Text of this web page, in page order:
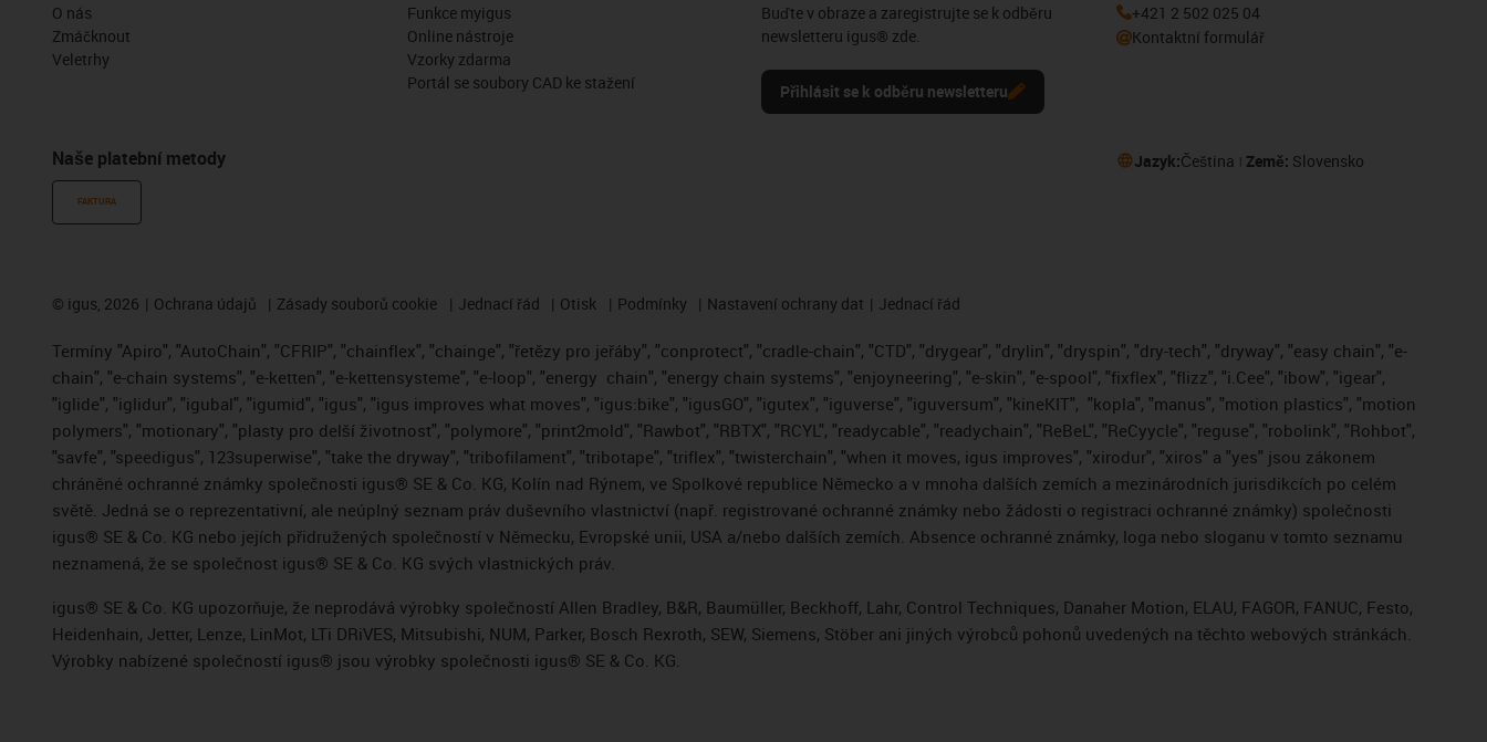
O nás
Zmáčknout
Veletrhy
Naše platební metody
FAKTURA
Funkce myigus
Online nástroje
Vzorky zdarma
Portál se soubory CAD ke stažení
Buďte v obraze a zaregistrujte se k odběru
newsletteru igus® zde.
Přihlásit se k odběru newsletteru
+421 2 502 025 04
Kontaktní formulář
Jazyk:Čeština Země: Slovensko
© igus, 2026 Ochrana údajů Zásady souborů cookie Jednací řád Otisk Podmínky Nastavení ochrany dat Jednací řád
Termíny "Apiro", "AutoChain", "CFRIP", "chainflex", "chainge", "řetězy pro jeřáby", "conprotect", "cradle-chain", "CTD", "drygear", "drylin", "dryspin", "dry-tech", "dryway", "easy chain", "e-
chain", "e-chain systems", "e-ketten", "e-kettensysteme", "e-loop", "energy chain", "energy chain systems", "enjoyneering", "e-skin", "e-spool", "fixflex", "flizz", "i.Cee", "ibow", "igear",
"iglide", "iglidur", "igubal", "igumid", "igus", "igus improves what moves", "igus:bike", "igusGO", "igutex", "iguverse", "iguversum", "kineKIT", "kopla", "manus", "motion plastics", "motion
polymers", "motionary", "plasty pro delší životnost", "polymore", "print2mold", "Rawbot", "RBTX", "RCYL", "readycable", "readychain", "ReBeL", "ReCyycle", "reguse", "robolink", "Rohbot",
"savfe", "speedigus", 123superwise", "take the dryway", "tribofilament", "tribotape", "triflex", "twisterchain", "when it moves, igus improves", "xirodur", "xiros" a "yes" jsou zákonem
chráněné ochranné známky společnosti igus® SE & Co. KG, Kolín nad Rýnem, ve Spolkové republice Německo a v mnoha dalších zemích a mezinárodních jurisdikcích po celém
světě. Jedná se o reprezentativní, ale neúplný seznam práv duševního vlastnictví (např. registrované ochranné známky nebo žádosti o registraci ochranné známky) společnosti
igus® SE & Co. KG nebo jejích přidružených společností v Německu, Evropské unii, USA a/nebo dalších zemích. Absence ochranné známky, loga nebo sloganu v tomto seznamu
neznamená, že se společnost igus® SE & Co. KG svých vlastnických práv.
igus® SE & Co. KG upozorňuje, že neprodává výrobky společností Allen Bradley, B&R, Baumüller, Beckhoff, Lahr, Control Techniques, Danaher Motion, ELAU, FAGOR, FANUC, Festo,
Heidenhain, Jetter, Lenze, LinMot, LTi DRiVES, Mitsubishi, NUM, Parker, Bosch Rexroth, SEW, Siemens, Stöber ani jiných výrobců pohonů uvedených na těchto webových stránkách.
Výrobky nabízené společností igus® jsou výrobky společnosti igus® SE & Co. KG.